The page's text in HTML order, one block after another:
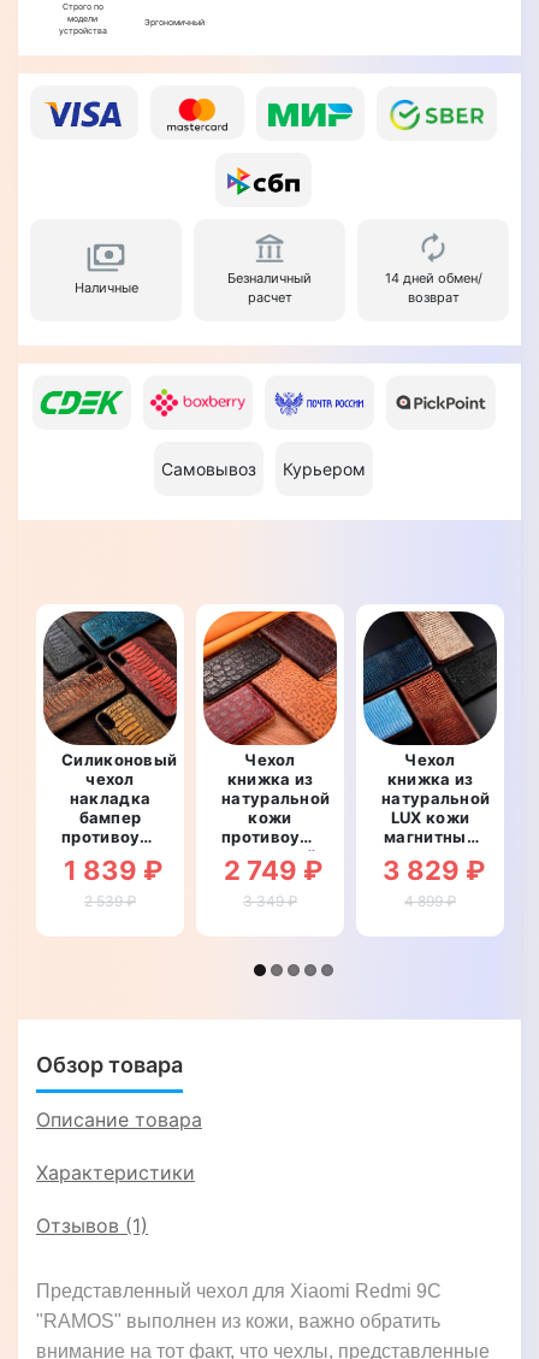
Строго по
модели
устройства
Эргономичный
Наличные
Безналичный
расчет
14 дней обмен/
возврат
Самовывоз Курьером
Силиконовый
чехол
накладка
бампер
противоударный
со
вставкой
из
кожи для
1 839 ₽
2 539 ₽
Чехол
книжка из
натуральной
кожи
противоударный
магнитный
для Xiaomi
Redmi 9C
STONE"
2 749 ₽
3 349 ₽
Чехол
книжка из
натуральной
LUX кожи
магнитный
противоударный
для Xiaomi
Redmi 9C
3 829 ₽
4 899 ₽
Обзор товара
Описание товара
Характеристики
Отзывов (1)
Представленный чехол для Xiaomi Redmi 9C
"RAMOS" выполнен из кожи, важно обратить
внимание на тот факт, что чехлы, представленные